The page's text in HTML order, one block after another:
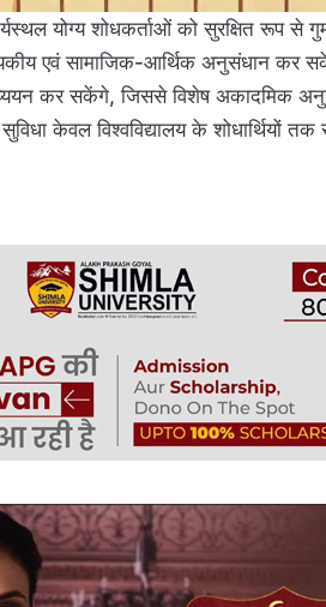
योग्य शोधकर्ताओं को सुरक्षित रूप से
एवं सामाजिक-आर्थिक अनुसंधान कर
कर सकेंगे, जिससे विशेष अकादमिक
केवल विश्वविद्यालय के शोधार्थियों तक